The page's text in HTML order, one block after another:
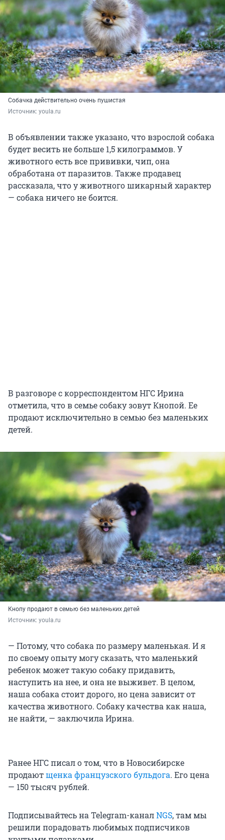
Собачка действительно очень пушистая
Источник: youla.ru
В объявлении также указано, что взрослой собака
будет весить не больше 1,5 килограммов. У
животного есть все прививки, чип, она
обработана от паразитов. Также продавец
рассказала, что у животного шикарный характер
— собака ничего не боится.
В разговоре с корреспондентом НГС Ирина
отметила, что в семье собаку зовут Кнопой. Ее
продают исключительно в семью без маленьких
детей.
Кнопу продают в семью без маленьких детей
Источник: youla.ru
— Потому, что собака по размеру маленькая. И я
по своему опыту могу сказать, что маленький
ребенок может такую собаку придавить,
наступить на нее, и она не выживет. В целом,
наша собака стоит дорого, но цена зависит от
качества животного. Собаку качества как наша,
не найти, — заключила Ирина.
Ранее НГС писал о том, что в Новосибирске
продаютщенка французского бульдога. Его цена
— 150 тысяч рублей.
Подписывайтесь на Telegram-каналNGS, там мы
решили порадовать любимых подписчиков